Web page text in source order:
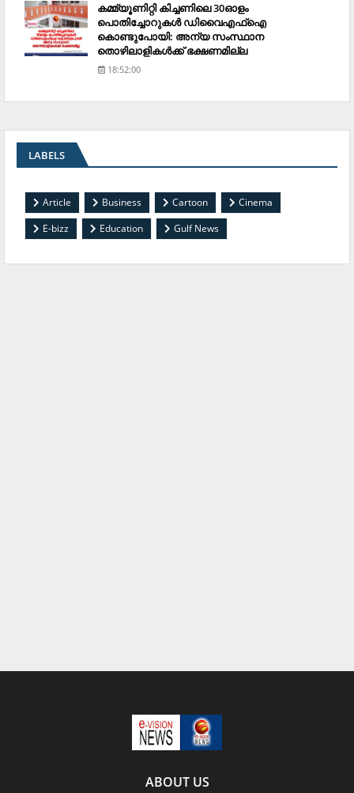
കമ്മ്യൂണിറ്റി കിച്ചണിലെ 30ഓളം
പൊതിച്ചോറുകള്‍ ഡിവൈഎഫ്‌ഐ
കൊണ്ടുപോയി: അന്യ സംസ്ഥാന
തൊഴിലാളികള്‍ക്ക് ഭക്ഷണമില്ല
18:52:00
LABELS
Article Business Cartoon
Cinema
E-bizz
Education Gulf News
ABOUT US